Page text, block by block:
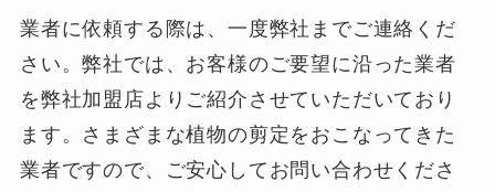
業者に依頼する際は、一度弊社までご連絡くだ
さい。弊社では、お客様のご要望に沿った業者
を弊社加盟店よりご紹介させていただいており
ます。さまざまな植物の剪定をおこなってきた
業者ですので、ご安心してお問い合わせくださ